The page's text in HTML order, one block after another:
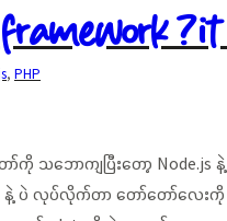
?
, PHP
သဘောကျပြီးတော့ Node.js
နဲ့ ပဲ လုပ်လိုက်တာ တော်တော်လေး